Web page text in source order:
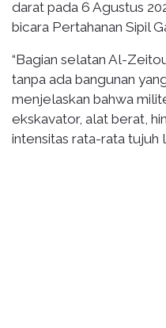
darat pada 6 Agustus
bicara Pertahanan Sipil
“Bagian selatan Al-
tanpa ada bangunan
menjelaskan bahwa
ekskavator, alat berat,
intensitas rata-rata tujuh